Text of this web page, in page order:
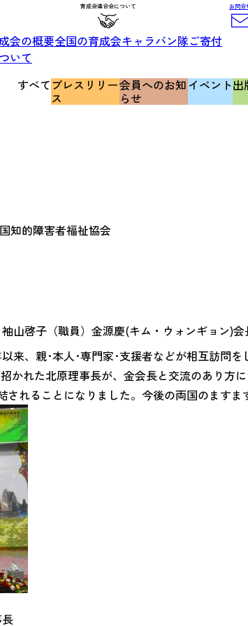
育成会連合会について
会の概要全国の育成会キャラバン隊ご寄付
いて
お問合
すべて プレスリリー
ス
会員へのお知
らせ
イベント出
知的障害者福祉協会
山啓子（職員）金源慶(キム・ウォンギョン)
来、親･本人･専門家･支援者などが相互訪問
かれた北原理事長が、金会長と交流のあり方
れることになりました。今後の両国のますま